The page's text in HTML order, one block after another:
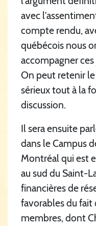
avec
compte rendu,
québécois nous
accompagner
On peut retenir
sérieux tout à la
discussion.
Il sera ensuite
dans le Campus
Montréal qui est
au sud du Saint-
financières de
favorables du fait
membres, dont